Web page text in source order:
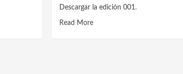
Descargar la edición 001.
Read MoreRead